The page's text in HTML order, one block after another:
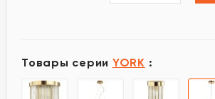
Товары серии YORK :